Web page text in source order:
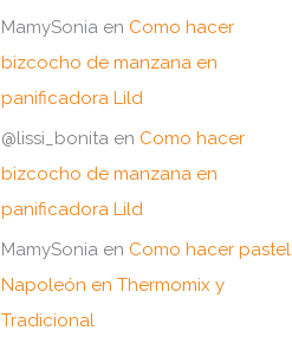
MamySonia en Como hacer
bizcocho de manzana en
panificadora Lild
@lissi_bonita en Como hacer
bizcocho de manzana en
panificadora Lild
MamySonia en Como hacer pastel
Napoleón en Thermomix y
Tradicional